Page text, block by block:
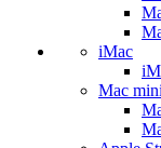
iMac
Mac mini